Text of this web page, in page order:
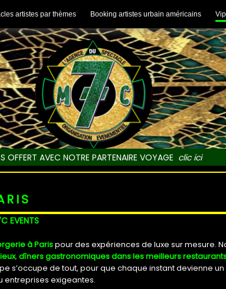
OFFERT AVEC NOTRE PARTENAIRE VOYAGE clic ici
artistes par thèmes Booking artistes urbain américains
EVENTS
à Parispour des expériences de luxe sur mesure.
, dîners gastronomiques dans les meilleurs
s’occupe de tout, pour que chaque instant devienne
entreprises exigeantes.